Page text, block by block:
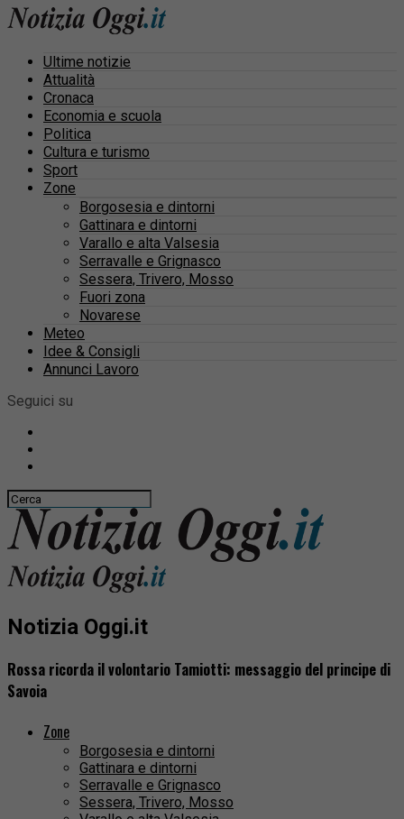
Ultime notizie
Attualità
Cronaca
Economia e scuola
Politica
Cultura e turismo
Sport
Zone
Borgosesia e dintorni
Gattinara e dintorni
Varallo e alta Valsesia
Serravalle e Grignasco
Sessera, Trivero, Mosso
Fuori zona
Novarese
Meteo
Idee & Consigli
Annunci Lavoro
Seguici su
Notizia Oggi.it
Rossa ricorda il volontario Tamiotti: messaggio del principe di
Savoia
Zone
Borgosesia e dintorni
Gattinara e dintorni
Serravalle e Grignasco
Sessera, Trivero, Mosso